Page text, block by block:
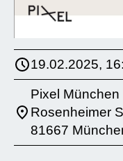
19.02.2025,
Pixel München
Rosenheimer
81667